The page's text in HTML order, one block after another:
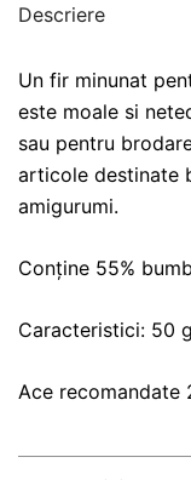
Descriere
Un fir minunat
este moale si
sau pentru
articole destinate
amigurumi.
Conține 55%
Caracteristici: 50
Ace recomandate